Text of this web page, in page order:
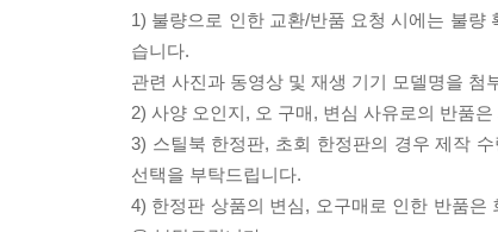
1) 불량으로 인한 교환/반품 요청 시에는 불량
습니다.
관련 사진과 동영상 및 재생 기기 모델명을 첨
2) 사양 오인지, 오 구매, 변심 사유로의 반품
3) 스틸북 한정판, 초회 한정판의 경우 제작
선택을 부탁드립니다.
4) 한정판 상품의 변심, 오구매로 인한 반품